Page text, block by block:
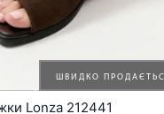
ШВИДКО
Lonza 212441